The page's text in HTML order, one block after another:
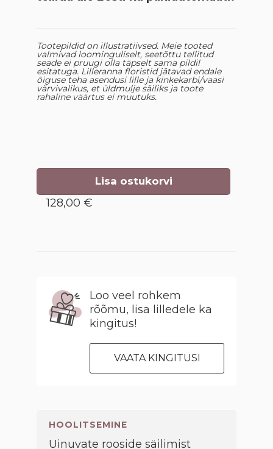
Tootepildid on illustratiivsed. Meie tooted
valmivad loominguliselt, seetõttu tellitud
seade ei pruugi olla täpselt sama pildil
esitatuga. Lilleranna floristid jätavad endale
õiguse teha asendusi lille ja kinkekarbi/vaasi
värvivalikus, et üldmulje säiliks ja toote
rahaline väärtus ei muutuks.
Lisa ostukorvi
128,00 €
Loo veel rohkem
rõõmu, lisa lilledele ka
kingitus!
VAATA KINGITUSI
HOOLITSEMINE
Uinuvate rooside säilimist